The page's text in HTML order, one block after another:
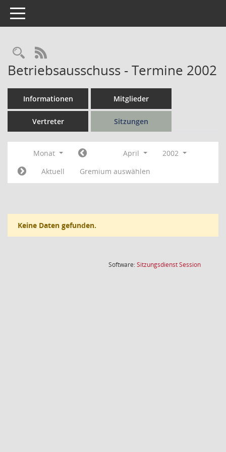
Toggle navigation
Rechercheauswahl
RSS-Feed
Betriebsausschuss - Termine 2002
Informationen Mitglieder
Vertreter Sitzungen
Monat April
2002
Aktuell
Gremium auswählen
Keine Daten gefunden.
Software:SitzungsdienstSession(Wird in